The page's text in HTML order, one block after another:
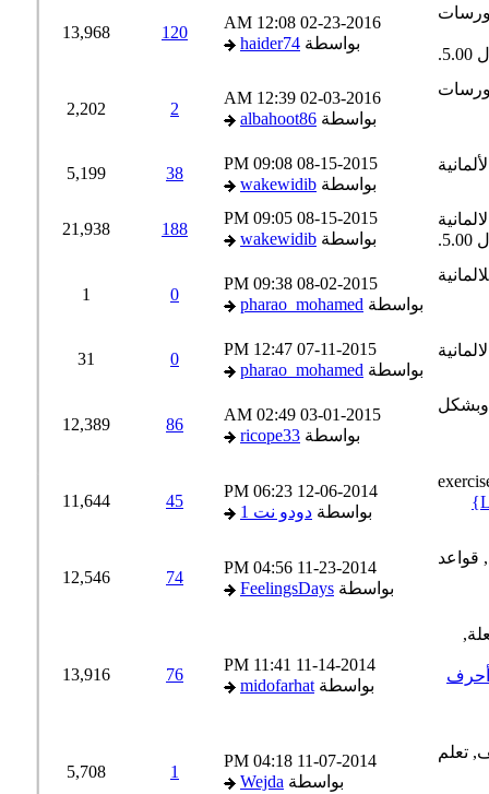
02-23-2016
12:08 AM
بواسطةhaider74
120
13,968
02-03-2016
12:39 AM
بواسطةalbahoot86
2,202
08-15-2015
09:08 PM
بواسطةwakewidib
38
5,199
08-15-2015
09:05 PM
بواسطةwakewidib
188
21,938
08-02-2015
09:38 PM
بواسطةpharao_mohamed
07-11-2015
12:47 PM
بواسطةpharao_mohamed
31
03-01-2015
02:49 AM
بواسطةricope33
86
12,389
12-06-2014
06:23 PM
بواسطةدودو نت 1
45
11,644
11-23-2014
04:56 PM
بواسطةFeelingsDays
74
12,546
11-14-2014
11:41 PM
بواسطةmidofarhat
76
13,916
11-07-2014
04:18 PM
بواسطةWejda
5,708